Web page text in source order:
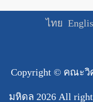
ไทย
Copyright © คณะวิ
มหิดล 2026 All